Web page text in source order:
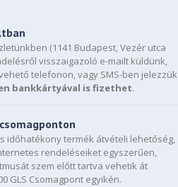
(1141 Budapest, Vezér utca
visszaigazoló e-mailt küldünk,
telefonon, vagy SMS-ben jelezzük
bankkártyával is fizethet.
időhatékony termék átvételi lehetőség,
rendeléseiket egyszerűen,
szem előtt tartva vehetik át
GLS Csomagpont egyikén.